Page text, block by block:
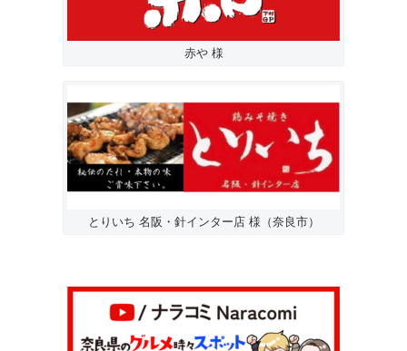
赤や 様
とりいち 名阪・針インター店 様（奈良市）